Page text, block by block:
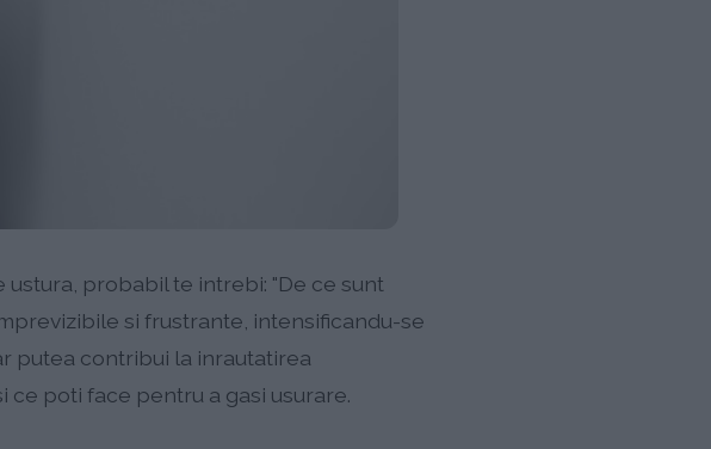
ustura, probabil te intrebi: "De ce sunt
si frustrante, intensificandu-se
putea contribui la inrautatirea
poti face pentru a gasi usurare.